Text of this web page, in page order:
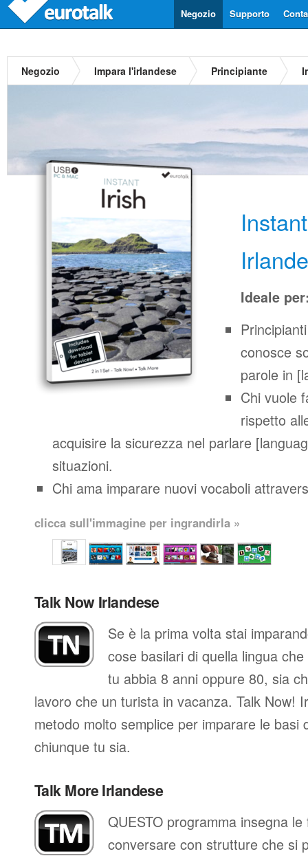
Supporto
Negozio
Negozio Impara l'irlandese Principiante
Ideale
conosce
parole in
Chi vuole
rispetto
acquisire la sicurezza nel parlare
situazioni.
Chi ama imparare nuovi vocaboli
clicca sull'immagine per ingrandirla »
Talk Now Irlandese
Se è la prima volta stai
cose basilari di quella lingua
tu abbia 8 anni oppure 80, sia
lavoro che un turista in vacanza. Talk Now!
metodo molto semplice per imparare le basi
chiunque tu sia.
Talk More Irlandese
QUESTO programma insegna
conversare con strutture che si